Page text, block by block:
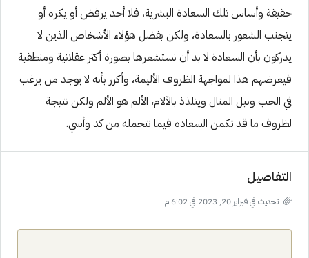
حقيقة وأساس تلك السعادة البشرية، فلا أحد يرفض أو يكره أو
يتجنب الشعور بالسعادة، ولكن بفضل هؤلاء الأشخاص الذين لا
يدركون بأن السعادة لا بد أن نستشعرها بصورة أكثر عقلانية ومنطقية
فيعرضهم هذا لمواجهة الظروف الأليمة، وأكرر بأنه لا يوجد من يرغب
في الحب ونيل المنال ويتلذذ بالآلام، الألم هو الألم ولكن نتيجة
لظروف ما قد تكمن السعاده فيما نتحمله من كد وأسي.
التفاصيل
تحديث في فبراير 20, 2023 في 6:02 م